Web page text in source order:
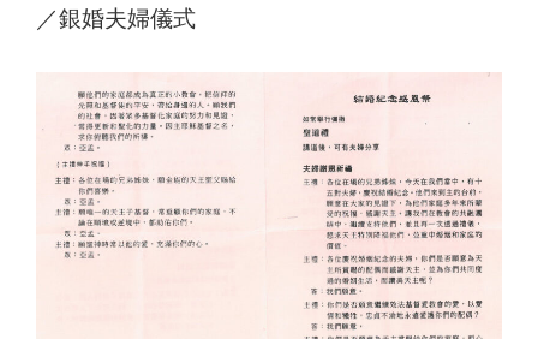
／銀婚夫婦儀式